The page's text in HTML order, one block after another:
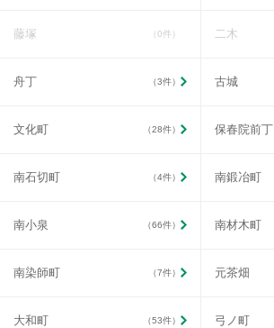
藤塚 （0件） 二木
舟丁 （3件） 古城
文化町 （28件） 保春院前丁
南石切町 （4件） 南鍛冶町
南小泉 （66件） 南材木町
南染師町 （7件） 元茶畑
大和町 （53件） 弓ノ町